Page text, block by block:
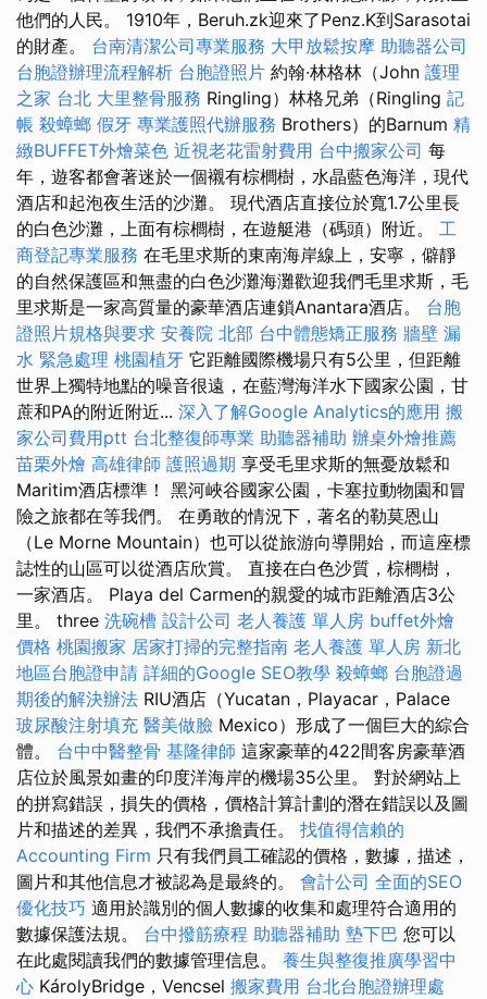
他們的人民。 1910年，Beruh.zk迎來了Penz.K到Sarasotai
的財產。 台南清潔公司專業服務 大甲放鬆按摩 助聽器公司
台胞證辦理流程解析 台胞證照片 約翰·林格林（John 護理
之家 台北 大里整骨服務 Ringling）林格兄弟（Ringling 記
帳 殺蟑螂 假牙 專業護照代辦服務 Brothers）的Barnum 精
緻BUFFET外燴菜色 近視老花雷射費用 台中搬家公司 每
年，遊客都會著迷於一個襯有棕櫚樹，水晶藍色海洋，現代
酒店和起泡夜生活的沙灘。 現代酒店直接位於寬1.7公里長
的白色沙灘，上面有棕櫚樹，在遊艇港（碼頭）附近。 工
商登記專業服務 在毛里求斯的東南海岸線上，安寧，僻靜
的自然保護區和無盡的白色沙灘海灘歡迎我們毛里求斯，毛
里求斯是一家高質量的豪華酒店連鎖Anantara酒店。 台胞
證照片規格與要求 安養院 北部 台中體態矯正服務 牆壁 漏
水 緊急處理 桃園植牙 它距離國際機場只有5公里，但距離
世界上獨特地點的噪音很遠，在藍灣海洋水下國家公園，甘
蔗和PA的附近附近... 深入了解Google Analytics的應用 搬
家公司費用ptt 台北整復師專業 助聽器補助 辦桌外燴推薦
苗栗外燴 高雄律師 護照過期 享受毛里求斯的無憂放鬆和
Maritim酒店標準！ 黑河峽谷國家公園，卡塞拉動物園和冒
險之旅都在等我們。 在勇敢的情況下，著名的勒莫恩山
（Le Morne Mountain）也可以從旅游向導開始，而這座標
誌性的山區可以從酒店欣賞。 直接在白色沙質，棕櫚樹，
一家酒店。 Playa del Carmen的親愛的城市距離酒店3公
里。 three 洗碗槽 設計公司 老人養護 單人房 buffet外燴
價格 桃園搬家 居家打掃的完整指南 老人養護 單人房 新北
地區台胞證申請 詳細的Google SEO教學 殺蟑螂 台胞證過
期後的解決辦法 RIU酒店（Yucatan，Playacar，Palace
玻尿酸注射填充 醫美做臉 Mexico）形成了一個巨大的綜合
體。 台中中醫整骨 基隆律師 這家豪華的422間客房豪華酒
店位於風景如畫的印度洋海岸的機場35公里。 對於網站上
的拼寫錯誤，損失的價格，價格計算計劃的潛在錯誤以及圖
片和描述的差異，我們不承擔責任。 找值得信賴的
Accounting Firm 只有我們員工確認的價格，數據，描述，
圖片和其他信息才被認為是最終的。 會計公司 全面的SEO
優化技巧 適用於識別的個人數據的收集和處理符合適用的
數據保護法規。 台中撥筋療程 助聽器補助 墊下巴 您可以
在此處閱讀我們的數據管理信息。 養生與整復推廣學習中
心 KárolyBridge，Vencsel 搬家費用 台北台胞證辦理處